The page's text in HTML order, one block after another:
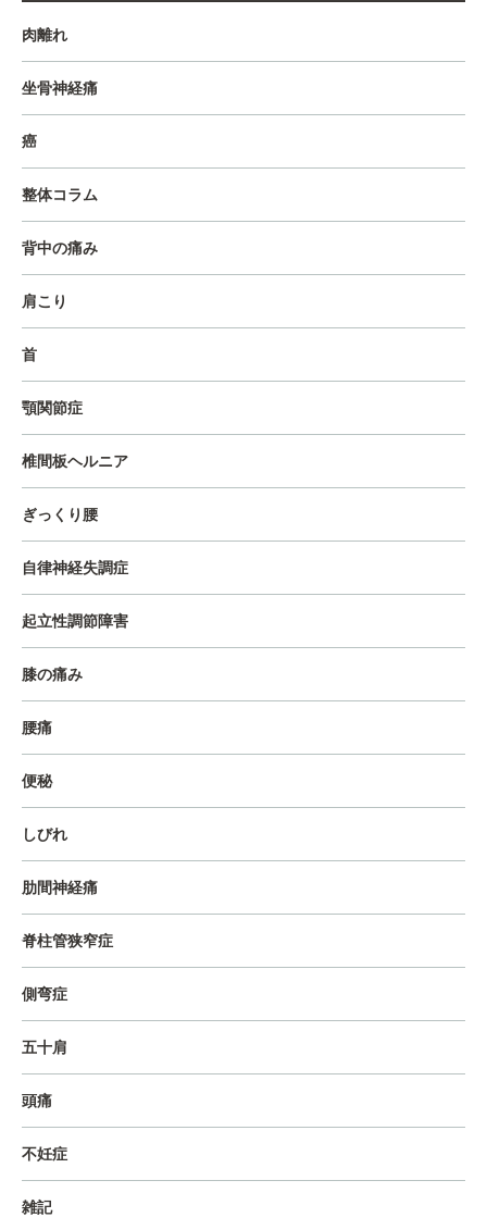
肉離れ
坐骨神経痛
癌
整体コラム
背中の痛み
肩こり
首
顎関節症
椎間板ヘルニア
ぎっくり腰
自律神経失調症
起立性調節障害
膝の痛み
腰痛
便秘
しびれ
肋間神経痛
脊柱管狭窄症
側弯症
五十肩
頭痛
不妊症
雑記